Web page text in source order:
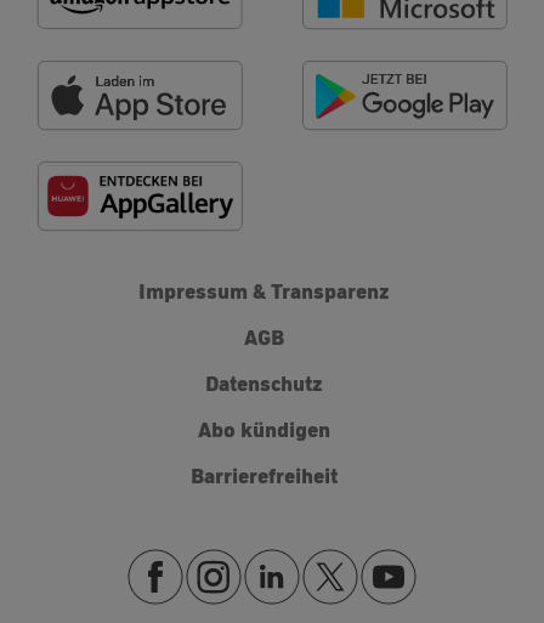
Impressum & Transparenz
AGB
Datenschutz
Abo kündigen
Barrierefreiheit